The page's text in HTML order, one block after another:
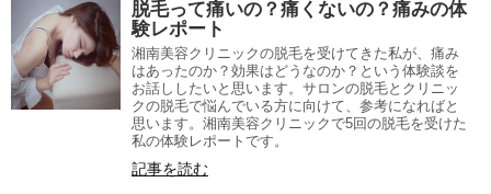
脱毛って痛いの？痛くないの？痛みの体
験レポート
湘南美容クリニックの脱毛を受けてきた私が、痛み
はあったのか？効果はどうなのか？という体験談を
お話ししたいと思います。サロンの脱毛とクリニッ
クの脱毛で悩んでいる方に向けて、参考になればと
思います。湘南美容クリニックで5回の脱毛を受けた
私の体験レポートです。
記事を読む